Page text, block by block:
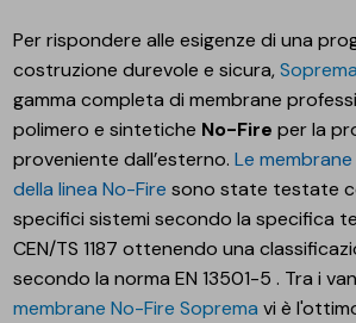
Per rispondere alle esigenze di una
costruzione durevole e sicura,Soprema
gamma completa di membrane
polimero e sintetiche No-Fire per la
proveniente dall’esterno.Le
della linea No-Fire sono state testate
specifici sistemi secondo la specifica
CEN/TS 1187 ottenendo una
secondo la norma EN 13501-5 . Tra i
membrane No-Fire Soprema vi è